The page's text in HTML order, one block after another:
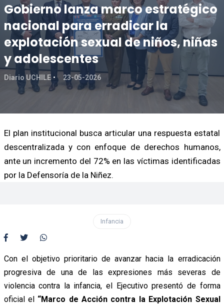
Gobierno lanza marco estratégico
nacional para erradicar la
explotación sexual de niños, niñas
y adolescentes
Diario UCHILE 23-05-2026
El plan institucional busca articular una respuesta estatal
descentralizada y con enfoque de derechos humanos,
ante un incremento del 72% en las víctimas identificadas
por la Defensoría de la Niñez.
Infancia
Con el objetivo prioritario de avanzar hacia la erradicación
progresiva de una de las expresiones más severas de
violencia contra la infancia, el Ejecutivo presentó de forma
oficial el “Marco de Acción contra la Explotación Sexual